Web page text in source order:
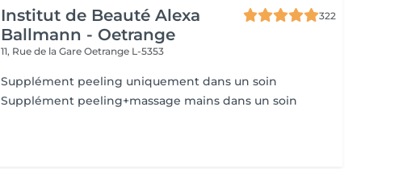
Institut de Beauté Alexa
Ballmann - Oetrange
322
11, Rue de la GareOetrange L-5353
Supplément peeling uniquement dans un soin
Supplément peeling+massage mains dans un soin